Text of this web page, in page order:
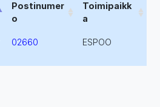
Postinumer
o
Toimipaikk
a
02660 ESPOO